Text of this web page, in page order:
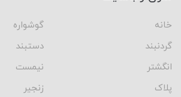
خانه
گوشواره
گردنبند
دستبند
انگشتر
نیمست
پلاک
زنجیر